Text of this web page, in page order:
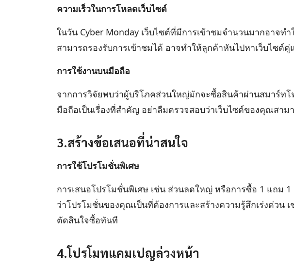
ความเร็วในการโหลดเว็บไซต์
ในวัน Cyber Monday เว็บไซต์ที่มีการเข้าชมจำนวนมากอาจ
สามารถรองรับการเข้าชมได้ อาจทำให้ลูกค้าหันไปหาเว็บไซต์คู่
การใช้งานบนมือถือ
จากการวิจัยพบว่าผู้บริโภคส่วนใหญ่มักจะซื้อสินค้าผ่านสมาร์ทโ
มือถือเป็นเรื่องที่สำคัญ อย่าลืมตรวจสอบว่าเว็บไซต์ของคุณสา
3.สร้างข้อเสนอที่น่าสนใจ
การใช้โปรโมชั่นพิเศษ
การเสนอโปรโมชั่นพิเศษ เช่น ส่วนลดใหญ่ หรือการซื้อ 1 แถม
ว่าโปรโมชั่นของคุณเป็นที่ต้องการและสร้างความรู้สึกเร่งด่วน
ตัดสินใจซื้อทันที
4.โปรโมทแคมเปญล่วงหน้า